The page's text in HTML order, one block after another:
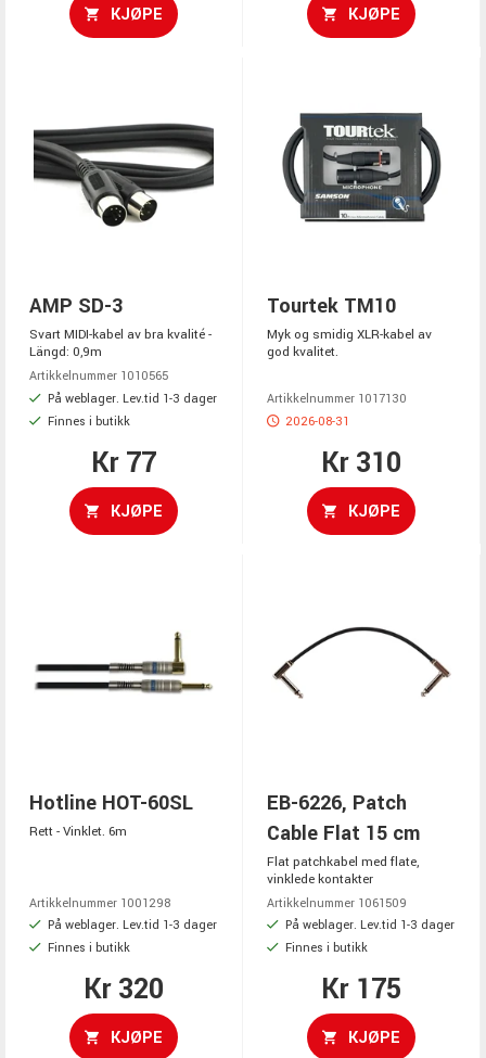
KJØPE KJØPE
AMP SD-3
Svart MIDI-kabel av bra kvalité -
Längd: 0,9m
Artikkelnummer 1010565
På weblager. Lev.tid 1-3 dager
Finnes i butikk
Kr 77
KJØPE
Tourtek TM10
Myk og smidig XLR-kabel av
god kvalitet.
Artikkelnummer 1017130
2026-08-31
Kr 310
KJØPE
Hotline HOT-60SL
Rett - Vinklet. 6m
Artikkelnummer 1001298
På weblager. Lev.tid 1-3 dager
Finnes i butikk
Kr 320
KJØPE
EB-6226, Patch
Cable Flat 15 cm
Flat patchkabel med flate,
vinklede kontakter
Artikkelnummer 1061509
På weblager. Lev.tid 1-3 dager
Finnes i butikk
Kr 175
KJØPE